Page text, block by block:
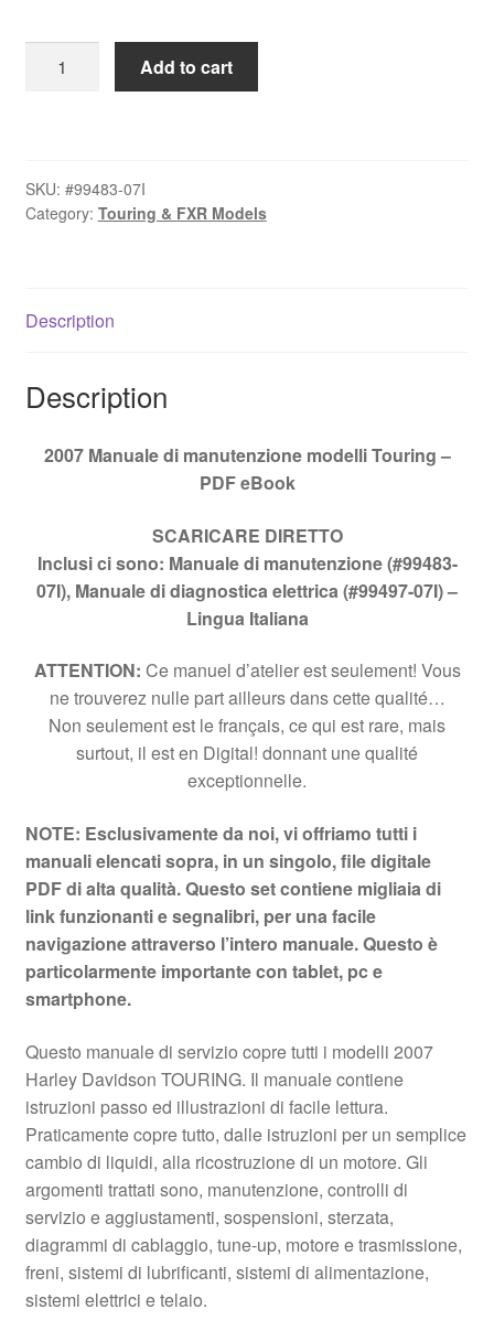
2007
Touring
#99483-
Add to cart
SKU: #99483-07I
Category: Touring & FXR Models
Description
Description
2007 Manuale di manutenzione modelli Touring –
PDF eBook
SCARICARE DIRETTO
Inclusi ci sono: Manuale di manutenzione (#99483-
07I), Manuale di diagnostica elettrica (#99497-07I) –
Lingua Italiana
ATTENTION: Ce manuel d’atelier est seulement! Vous
ne trouverez nulle part ailleurs dans cette qualité…
Non seulement est le français, ce qui est rare, mais
surtout, il est en Digital! donnant une qualité
exceptionnelle.
NOTE: Esclusivamente da noi, vi offriamo tutti i
manuali elencati sopra, in un singolo, file digitale
PDF di alta qualità. Questo set contiene migliaia di
link funzionanti e segnalibri, per una facile
navigazione attraverso l’intero manuale. Questo è
particolarmente importante con tablet, pc e
smartphone.
Questo manuale di servizio copre tutti i modelli 2007
Harley Davidson TOURING. Il manuale contiene
istruzioni passo ed illustrazioni di facile lettura.
Praticamente copre tutto, dalle istruzioni per un semplice
cambio di liquidi, alla ricostruzione di un motore. Gli
argomenti trattati sono, manutenzione, controlli di
servizio e aggiustamenti, sospensioni, sterzata,
diagrammi di cablaggio, tune-up, motore e trasmissione,
freni, sistemi di lubrificanti, sistemi di alimentazione,
sistemi elettrici e telaio.